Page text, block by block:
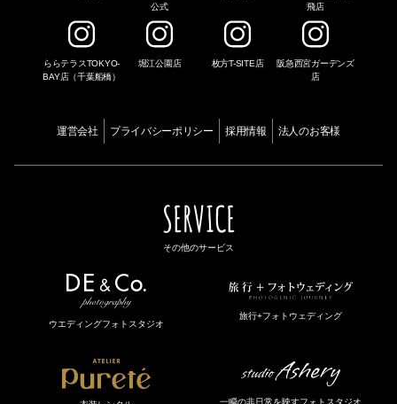
公式
飛店
ららテラスTOKYO-
BAY店（千葉船橋）
堀江公園店 枚方T-SITE店
阪急西宮ガーデンズ
店
運営会社 プライバシーポリシー 採用情報 法人のお客様
SERVICE
その他のサービス
ウエディングフォトスタジオ
旅行+フォトウェディング
一瞬の非日常を映すフォトスタジオ